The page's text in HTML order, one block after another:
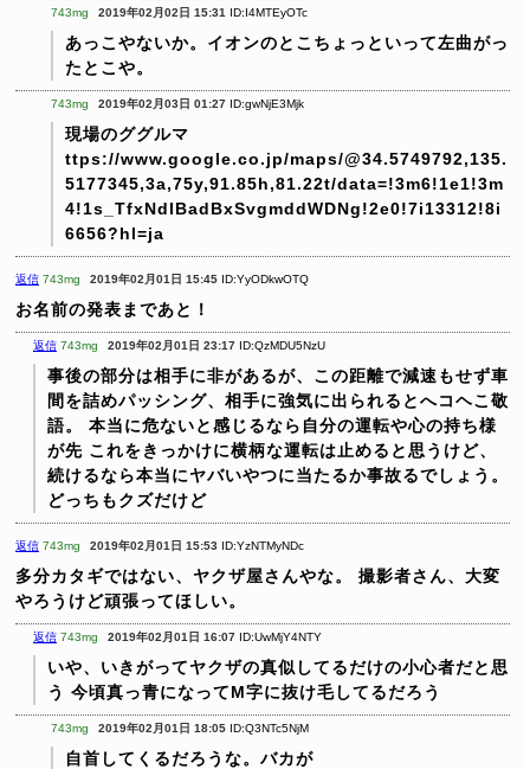
743mg 2019年02月02日 15:31 ID:I4MTEyOTc
あっこやないか。イオンのとこちょっといって左曲がっ
たとこや。
743mg 2019年02月03日 01:27 ID:gwNjE3Mjk
現場のググルマ
ttps://www.google.co.jp/maps/@34.5749792,135.
5177345,3a,75y,91.85h,81.22t/data=!3m6!1e1!3m
4!1s_TfxNdIBadBxSvgmddWDNg!2e0!7i13312!8i
6656?hl=ja
返信 743mg 2019年02月01日 15:45 ID:YyODkwOTQ
お名前の発表まであと！
返信 743mg 2019年02月01日 23:17 ID:QzMDU5NzU
事後の部分は相手に非があるが、この距離で減速もせず車
間を詰めパッシング、相手に強気に出られるとへコヘこ敬
語。
本当に危ないと感じるなら自分の運転や心の持ち様
が先 これをきっかけに横柄な運転は止めると思うけど、
続けるなら本当にヤバいやつに当たるか事故るでしょう。
どっちもクズだけど
返信 743mg 2019年02月01日 15:53 ID:YzNTMyNDc
多分カタギではない、ヤクザ屋さんやな。
撮影者さん、大変
やろうけど頑張ってほしい。
返信 743mg 2019年02月01日 16:07 ID:UwMjY4NTY
いや、いきがってヤクザの真似してるだけの小心者だと思
う 今頃真っ青になってM字に抜け毛してるだろう
743mg 2019年02月01日 18:05 ID:Q3NTc5NjM
自首してくるだろうな。バカが